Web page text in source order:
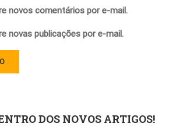
novos comentários por e-mail.
novas publicações por e-mail.
DOS NOVOS ARTIGOS!